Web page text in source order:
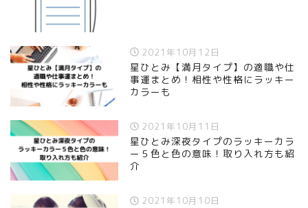
2021年10月12日
星ひとみ【満月タイプ】の適職や仕
事運まとめ！相性や性格にラッキー
カラーも
2021年10月11日
星ひとみ深夜タイプのラッキーカラ
ー５色と色の意味！取り入れ方も紹
介
2021年10月10日